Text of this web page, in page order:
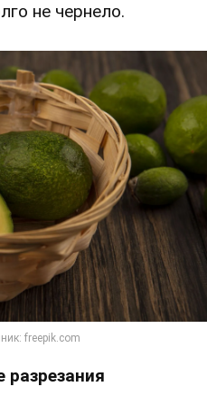
не чернело.
разрезания